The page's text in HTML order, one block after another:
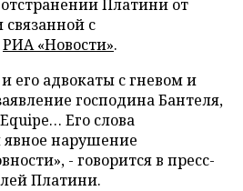
Платини от
с
РИА «Новости».
его адвокаты с гневом и
господина Бантеля,
Его слова
явное нарушение
- говорится в пресс-
Платини.